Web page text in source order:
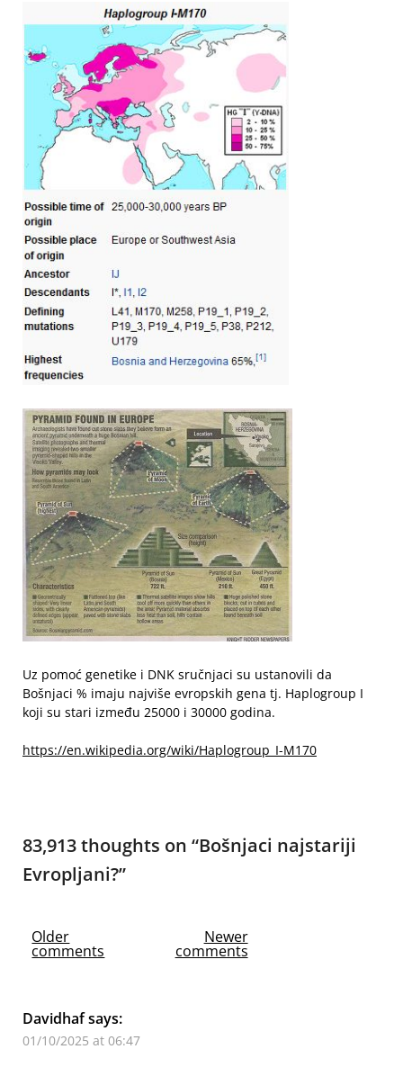
Uz pomoć genetike i DNK sručnjaci su ustanovili da
Bošnjaci % imaju najviše evropskih gena tj. Haplogroup I
koji su stari između 25000 i 30000 godina.
https://en.wikipedia.org/wiki/Haplogroup_I-M170
83,913 thoughts on “Bošnjaci najstariji
Evropljani?”
Comments
navigation
Older
comments
Newer
comments
Davidhafsays:
01/10/2025 at 06:47